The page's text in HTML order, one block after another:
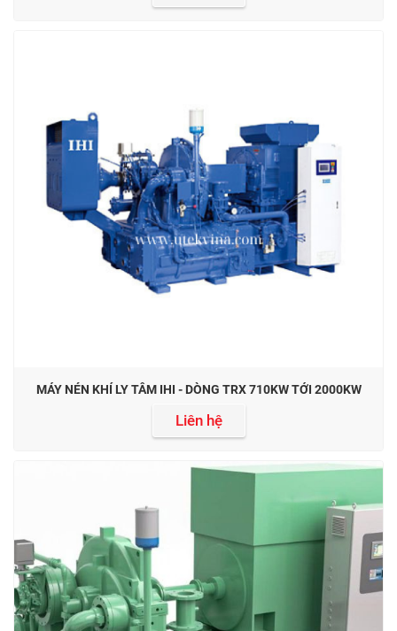
MÁY NÉN KHÍ LY TÂM IHI - DÒNG TRX 710KW TỚI 2000KW
Liên hệ